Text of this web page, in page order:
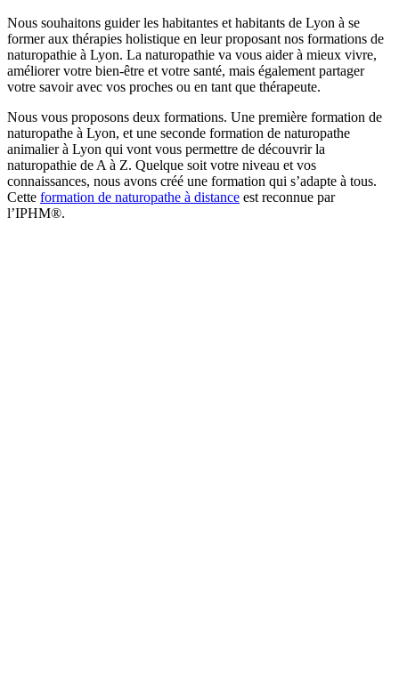
Nous souhaitons guider les habitantes et habitants de Lyon à se
former aux thérapies holistique en leur proposant nos formations de
naturopathie à Lyon. La naturopathie va vous aider à mieux vivre,
améliorer votre bien-être et votre santé, mais également partager
votre savoir avec vos proches ou en tant que thérapeute.
Nous vous proposons deux formations. Une première formation de
naturopathe à Lyon, et une seconde formation de naturopathe
animalier à Lyon qui vont vous permettre de découvrir la
naturopathie de A à Z. Quelque soit votre niveau et vos
connaissances, nous avons créé une formation qui s’adapte à tous.
Cette formation de naturopathe à distance est reconnue par
l’IPHM®.